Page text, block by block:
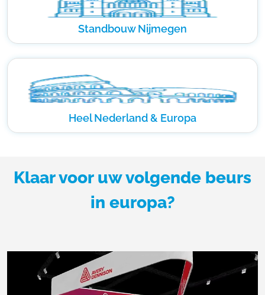
Standbouw Nijmegen
Heel Nederland & Europa
Klaar voor uw volgende beurs
in europa?